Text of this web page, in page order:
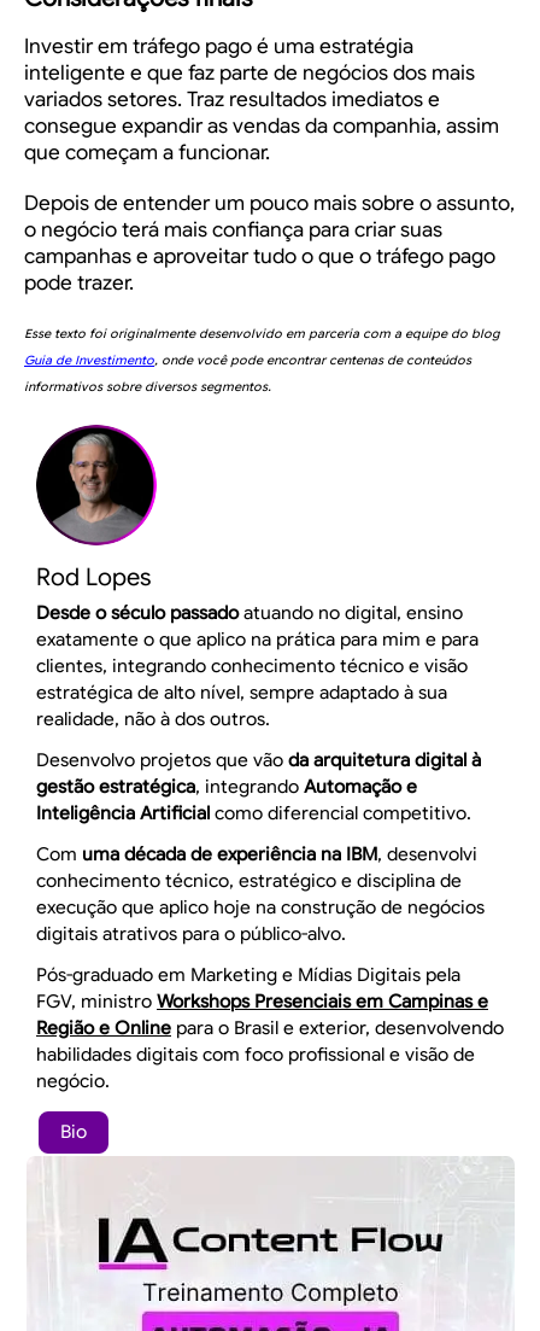
Investir em tráfego pago é uma estratégia
inteligente e que faz parte de negócios dos mais
variados setores. Traz resultados imediatos e
consegue expandir as vendas da companhia, assim
que começam a funcionar.
Depois de entender um pouco mais sobre o assunto,
o negócio terá mais confiança para criar suas
campanhas e aproveitar tudo o que o tráfego pago
pode trazer.
Esse texto foi originalmente desenvolvido em parceria com a equipe do blog
Guia de Investimento, onde você pode encontrar centenas de conteúdos
informativos sobre diversos segmentos.
Rod Lopes
Desde o século passadoatuando no digital, ensino
exatamente o que aplico na prática para mim e para
clientes, integrando conhecimento técnico e visão
estratégica de alto nível, sempre adaptado à sua
realidade, não à dos outros.
Desenvolvo projetos que vão da arquitetura digital à
gestão estratégica, integrando Automação e
Inteligência Artificial como diferencial competitivo.
Com uma década de experiência na IBM, desenvolvi
conhecimento técnico, estratégico e disciplina de
execução que aplico hoje na construção de negócios
digitais atrativos para o público-alvo.
Pós-graduado em Marketing e Mídias Digitais pela
FGV, ministro Workshops Presenciais em Campinas e
Região e Online para o Brasil e exterior, desenvolvendo
habilidades digitais com foco profissional e visão de
negócio.
Bio